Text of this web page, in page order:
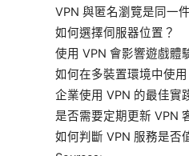
VPN 與匿名瀏覽是同一
如何選擇伺服器位置？
使用 VPN 會影響遊戲體
如何在多裝置環境中使用
企業使用 VPN 的最佳實
是否需要定期更新 VPN
如何判斷 VPN 服務是否